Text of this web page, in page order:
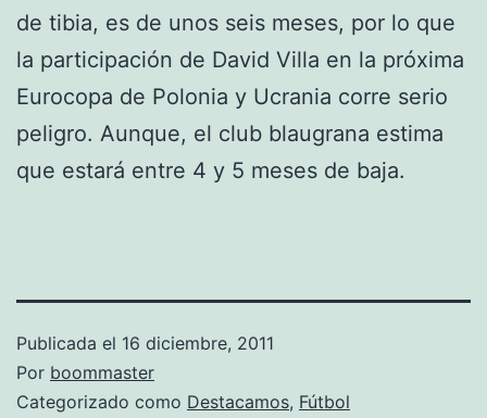
de tibia, es de unos seis meses, por lo que
la participación de David Villa en la próxima
Eurocopa de Polonia y Ucrania corre serio
peligro. Aunque, el club blaugrana estima
que estará entre 4 y 5 meses de baja.
Publicada el 16 diciembre, 2011
Por boommaster
Categorizado como Destacamos, Fútbol